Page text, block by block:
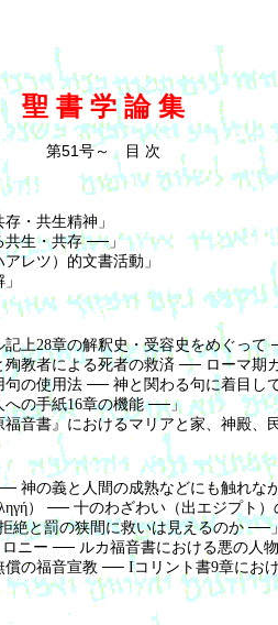
聖 書 学 論 集
第51号～ 目 次
・共生精神」
生・共存 ──」
レツ）的文書活動」
上28章の解釈史・受容史をめぐって
教者による死者の救済 ── ローマ期
の使用法 ── 神と関わる句に着目し
の手紙16章の機能 ──」
音書』におけるマリアと家、神殿、
神の義と人間の成熟などにも触れな
） ── 十のわざわい（出エジプト）
絶と罰の狭間に救いは見えるのか ──
ニー ── ルカ福音書における悪の人
の福音宣教 ── Iコリント書9章にお